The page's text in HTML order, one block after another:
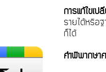
การแก้ไขเป
รายได้หรือ
ก็ได้
คำพิพากษา